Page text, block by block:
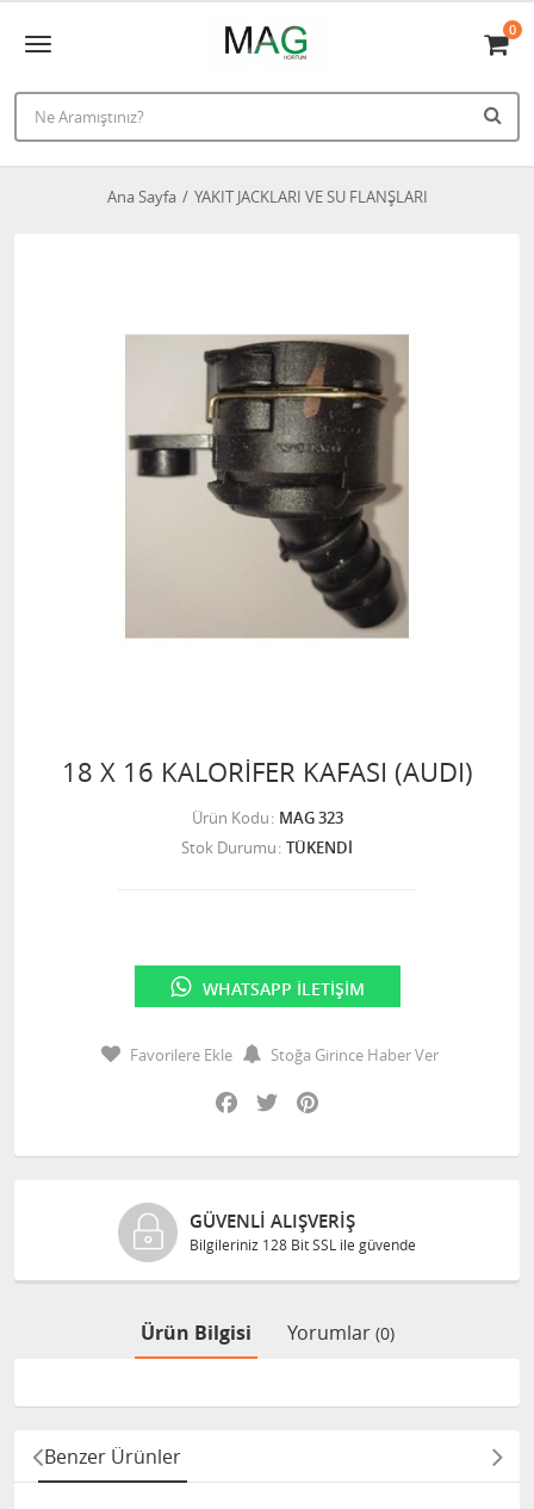
0
Ana Sayfa YAKIT JACKLARI VE SU FLANŞLARI
18 X 16 KALORİFER KAFASI (AUDI)
Ürün Kodu MAG 323
Stok Durumu TÜKENDİ
WHATSAPP İLETIŞIM
Favorilere Ekle
Stoğa Girince Haber Ver
Facebook
Twitter
GÜVENLI ALIŞVERIŞ
Bilgileriniz 128 Bit SSL ile güvende
Ürün Bilgisi Yorumlar (0)
Benzer Ürünler